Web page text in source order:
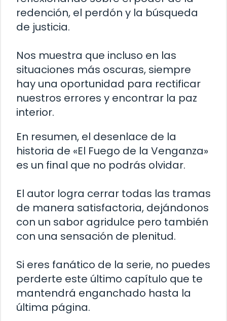
redención, el perdón y la búsqueda
de justicia.
Nos muestra que incluso en las
situaciones más oscuras, siempre
hay una oportunidad para rectificar
nuestros errores y encontrar la paz
interior.
En resumen, el desenlace de la
historia de «El Fuego de la Venganza»
es un final que no podrás olvidar.
El autor logra cerrar todas las tramas
de manera satisfactoria, dejándonos
con un sabor agridulce pero también
con una sensación de plenitud.
Si eres fanático de la serie, no puedes
perderte este último capítulo que te
mantendrá enganchado hasta la
última página.